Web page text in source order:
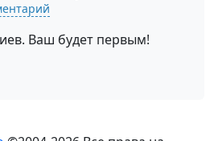
Ваш будет первым!